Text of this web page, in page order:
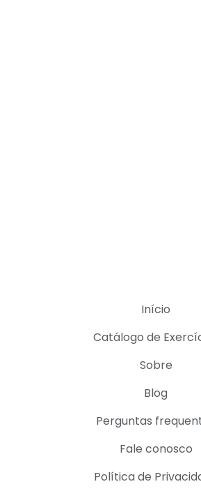
Início
Catálogo de
Sobre
Blog
Perguntas
Fale conosco
Política de